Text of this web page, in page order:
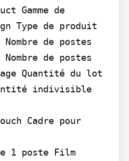
Gamme de
Type de produit
Nombre de postes
de postes
Quantité du lot
indivisible
Cadre pour
1 poste Film